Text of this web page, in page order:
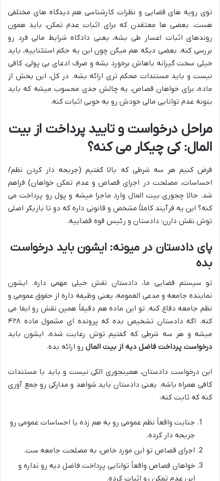
توی رویه های قضایی و نظرات کارشناسی هم دیدگاه های مختلفی
هست. بعضی ها معتقدن که برای اثبات عدم تمکن، باید همون
روندهای اثبات اعسار طی بشه، یعنی دادگاه شرایط مالی فرد رو
بررسی کنه. بعضی دیگه هم میگن چون این یه حکم استثناییه، باید
خیلی سخت گیرانه باهاش برخورد بشه و صرف ادعای بی پولی، کافی
نیست و باید مستندات محکم تری ارائه بشه. در کل، این بخش از
ماده، برای خواهان قصاص، یه چالش جدی محسوب میشه که باید
بتونه عدم توانایی مالی خودش رو به خوبی اثبات کنه.
مراحل درخواست و تایید پرداخت از بیت
المال: کی چیکار می کنه؟
فرض کنیم هر سه شرطی که بالا گفتیم (جریحه دار کردن نظم/
احساسات، مصلحت در اجرای قصاص و عدم تمکن خواهان) فراهم
شد. حالا چجوری بیت المال وارد ماجرا میشه و پول رو پرداخت می
کنه؟ این یه فرآیند کاملاً مشخص و قانونی داره که دو تا بازیگر اصلی
توش نقش دارن: دادستان و رئیس قوه قضاییه.
پای دادستان در میونه: ایشون باید درخواست
بده
تو سیستم قضایی ما، دادستان نقش خیلی مهمی داره. ایشون
نماینده جامعه و مدعی العمومه، یعنی وظیفه داره از حقوق عمومی و
نظم جامعه دفاع کنه. تو این ماده هم دقیقاً همین نقش رو ایفا می
کنه. اگه دادستان تشخیص بده که پرونده ای مشمول ماده ۴۲۸
میشه و هر سه شرطی که گفتیم توش رعایت شده، ایشون باید
درخواست پرداخت فاضل دیه از بیت المال رو ارائه بده.
این درخواست دادستان، همینجوری الکی نیست و باید با مستندات
کافی همراه باشه. یعنی دادستان باید شواهد و مدارکی رو جمع آوری
کنه که ثابت کنه:
جنایت واقعاً نظم عمومی رو به هم زده یا احساسات عمومی رو
جریحه دار کرده.
اجرای قصاص تو این مورد خاص، به مصلحت جامعه ست.
خواهان قصاص واقعاً توانایی پرداخت فاضل دیه رو نداره و
این عدم تمکن رو اثبات کرده.